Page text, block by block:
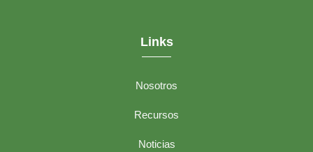
Links
Nosotros
Recursos
Noticias